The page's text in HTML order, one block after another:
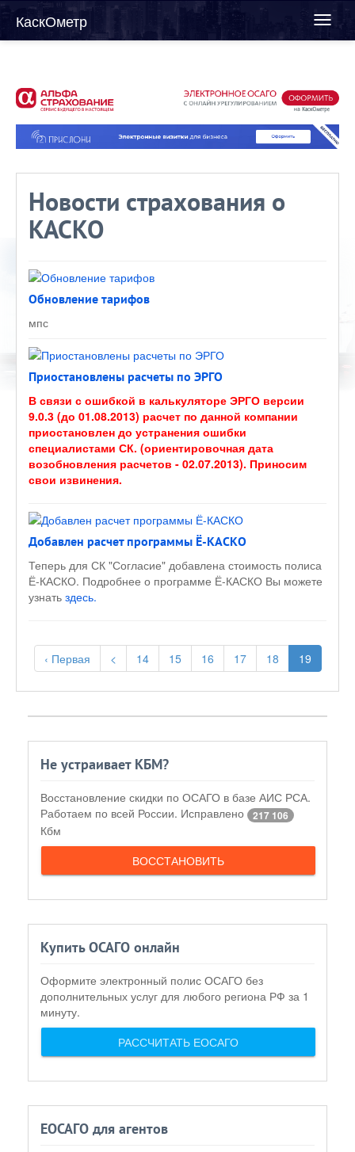
Toggle
КаскОметр
Новости страхования о
КАСКО
Обновление тарифов
мпс
Приостановлены расчеты по ЭРГО
В связи с ошибкой в калькуляторе ЭРГО версии
9.0.3 (до 01.08.2013) расчет по данной компании
приостановлен до устранения ошибки
специалистами СК. (ориентировочная дата
возобновления расчетов - 02.07.2013). Приносим
свои извинения.
Добавлен расчет программы Ё-КАСКО
Теперь для СК "Согласие" добавлена стоимость полиса
Ё-КАСКО. Подробнее о программе Ё-КАСКО Вы можете
узнать здесь.
‹ Первая < 14 15 16 17 18 19
Не устраивает КБМ?
Восстановление скидки по ОСАГО в базе АИС РСА.
Работаем по всей России. Исправлено
217 106
Кбм
ВОССТАНОВИТЬ
Купить ОСАГО онлайн
Оформите электронный полис ОСАГО без
дополнительных услуг для любого региона РФ за 1
минуту.
РАССЧИТАТЬ ЕОСАГО
ЕОСАГО для агентов